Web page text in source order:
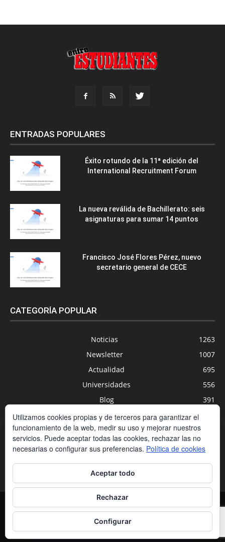
ENTRADAS POPULARES
Éxito rotundo de la 11ª edición del
International Recruitment Forum
La nueva reválida de Bachillerato: seis
asignaturas para sumar 14 puntos
Francisco José Flores Pérez, nuevo
secretario general de CECE
CATEGORÍA POPULAR
Noticias
1263
Newsletter
1007
Actualidad
695
Universidades
556
Blog
391
Agenda
Nuevas Tecnologías
Estudios
Política de privacidad
Aviso legal
© Copyrigth Peldaño | all Rights Reserved
Utilizamos cookies propias y de terceros para garantizar el
funcionamiento de la web, medir su uso y mejorar nuestros
servicios. Puede aceptar todas las cookies, rechazar las no
necesarias o configurar sus preferencias. Política de cookies
Aceptar todo
Rechazar
Configurar